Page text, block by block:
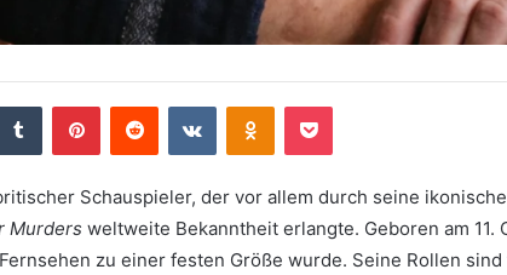
Tumblr PinterestReddit VKontakteOdnoklassniki
Pocket
Schauspieler, der vor allem durch seine
Murders weltweite Bekanntheit erlangte. Geboren am
zu einer festen Größe wurde. Seine Rollen